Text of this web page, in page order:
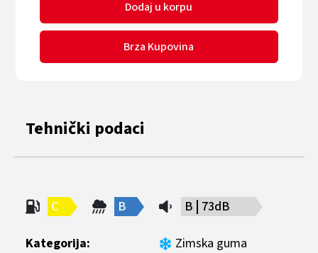
Tehnički podaci
C B B 73dB
Kategorija:
Zimska guma
Dodaj u korpu
Brza Kupovina